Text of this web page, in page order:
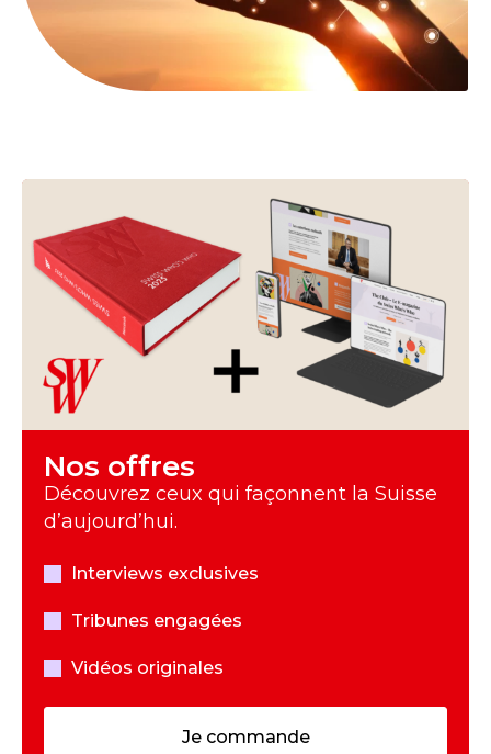
Nos offres
Découvrez ceux qui façonnent la Suisse
d’aujourd’hui.
Interviews exclusives
Tribunes engagées
Vidéos originales
Je commande